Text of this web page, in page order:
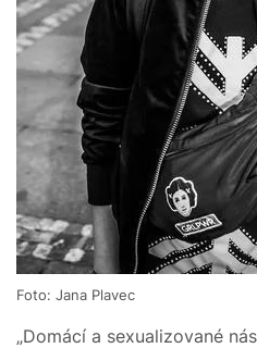
Foto: Jana Plavec
„Domácí a sexualizované